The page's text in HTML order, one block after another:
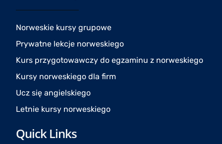
o
o
g
r
a
m
e
Norweskie kursy grupowe
Prywatne lekcje norweskiego
Kurs przygotowawczy do egzaminu z norweskiego
Kursy norweskiego dla firm
Ucz się angielskiego
Letnie kursy norweskiego
Quick Links